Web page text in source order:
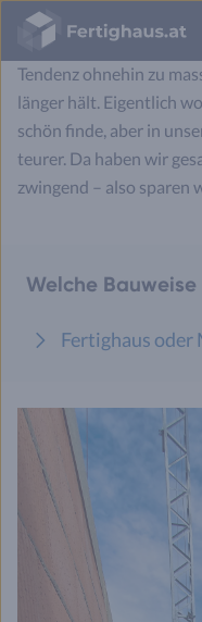
Fertighaus
Logo
keine andere Variante.
gezeigt, wie der
Tendenz ohnehin zu
länger hält. Eigentlich
schön finde, aber in
teurer. Da haben wir
zwingend – also sparen
Welche Bauweise
Fertighaus oder